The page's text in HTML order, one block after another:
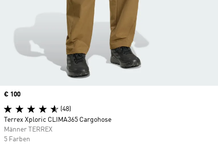
Price
€ 100
(48)
Terrex Xploric CLIMA365 Cargohose
Männer TERREX
5 Farben